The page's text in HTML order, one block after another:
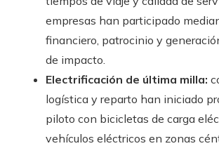
empresas han participado
financiero, patrocinio y
de impacto.
Electrificación de última milla:
logística y reparto han iniciado
piloto con bicicletas de carga
vehículos eléctricos en zonas